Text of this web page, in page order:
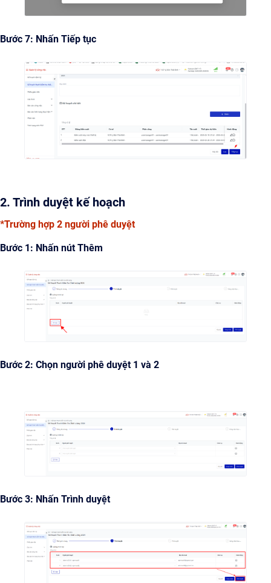
Bước 7: Nhấn Tiếp tục
2. Trình duyệt kế hoạch
*Trường hợp 2 người phê duyệt
Bước 1: Nhấn nút Thêm
Bước 2: Chọn người phê duyệt 1 và 2
Bước 3: Nhấn Trình duyệt